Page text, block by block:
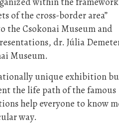
of the cross-border area”
the Csokonai Museum and
dr. Júlia
Museum.
unique exhibition
the life path of the famous
help everyone to know
way.